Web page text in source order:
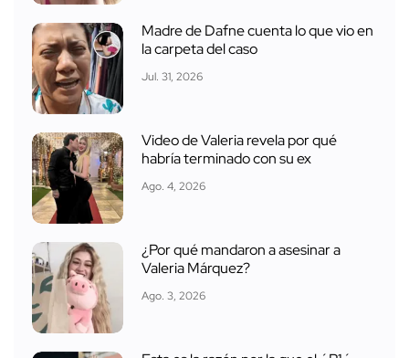
Madre de Dafne cuenta lo que vio en
la carpeta del caso
Jul. 31, 2026
Video de Valeria revela por qué
habría terminado con su ex
Ago. 4, 2026
¿Por qué mandaron a asesinar a
Valeria Márquez?
Ago. 3, 2026